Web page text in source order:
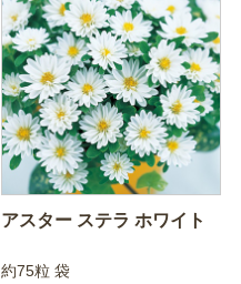
アスター ステラ ホワイト
約75粒 袋